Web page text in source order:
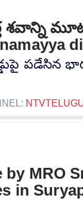
శవాన్ని
పడేసిన
by MRO
in